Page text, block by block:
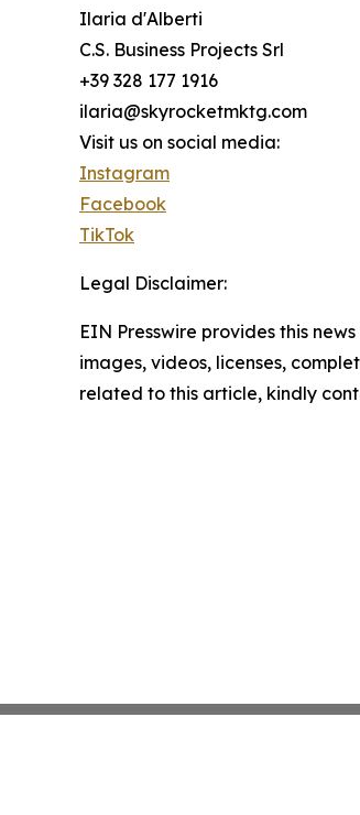
Ilaria d'Alberti
C.S. Business Projects Srl
+39 328 177 1916
ilaria@skyrocketmktg.com
Visit us on social media:
Instagram
Facebook
TikTok
Legal Disclaimer:
EIN Presswire provides this
images, videos, licenses,
related to this article, kindly